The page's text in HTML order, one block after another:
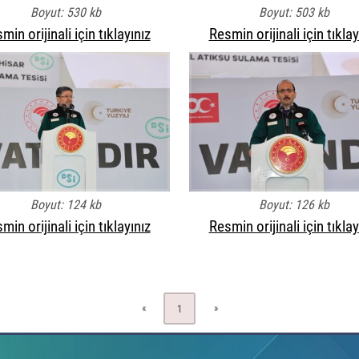
Boyut: 530 kb
orijinali için tıklayınız
Boyut: 503 kb
Resmin orijinali için
Boyut: 124 kb
orijinali için tıklayınız
Boyut: 126 kb
Resmin orijinali için
« 1 »